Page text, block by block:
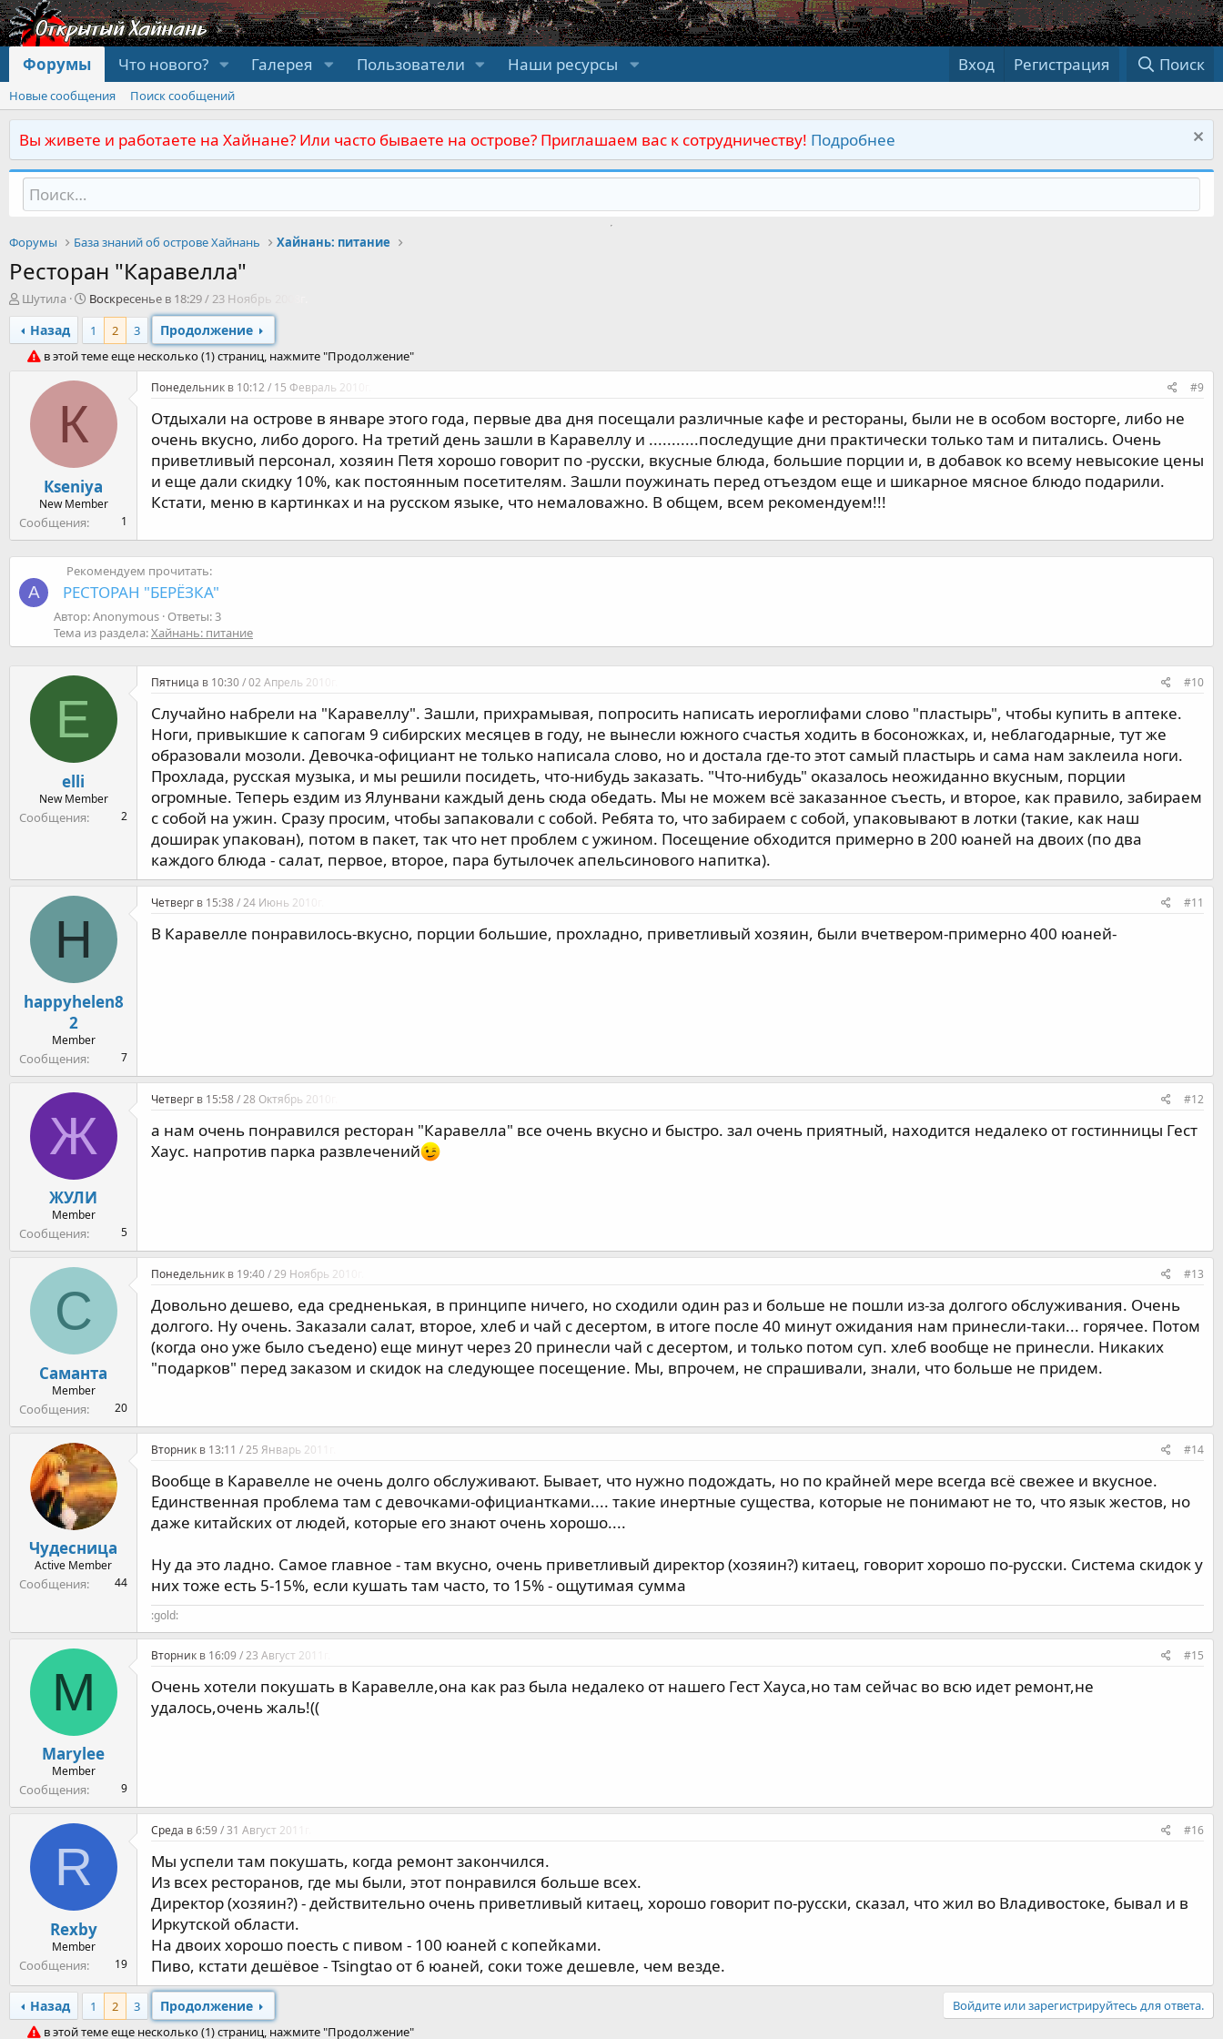
Форумы Что нового? Галерея Пользователи Наши ресурсы Вход Регистрация Поиск
Новые сообщения Поиск сообщений
Вы живете и работаете на Хайнане? Или часто бываете на острове? Приглашаем вас к сотрудничеству! Подробнее
Форумы База знаний об острове Хайнань Хайнань: питание
Ресторан "Каравелла"
А
в
т
о
р
Шутила
Д
а
т
а
н
а
Воскресенье в 18:29 / 23 Ноябрь 2008г.
Назад 1 2 3 Продолжение
в этой теме еще несколько (1) страниц, нажмите "Продолжение"
К
Кseniya
New Member
Сообщения 1
Понедельник в 10:12 / 15 Февраль 2010г. #9
Отдыхали на острове в январе этого года, первые два дня посещали различные кафе и рестораны, были не в особом восторге, либо не
очень вкусно, либо дорого. На третий день зашли в Каравеллу и ...........последущие дни практически только там и питались. Очень
приветливый персонал, хозяин Петя хорошо говорит по -русски, вкусные блюда, большие порции и, в добавок ко всему невысокие цены
и еще дали скидку 10%, как постоянным посетителям. Зашли поужинать перед отъездом еще и шикарное мясное блюдо подарили.
Кстати, меню в картинках и на русском языке, что немаловажно. В общем, всем рекомендуем!!!
A
Рекомендуем прочитать:
РЕСТОРАН "БЕРЁЗКА"
Автор: Anonymous Ответы: 3
Тема из раздела:Хайнань: питание
E
elli
New Member
Сообщения 2
Пятница в 10:30 / 02 Апрель 2010г. #10
Случайно набрели на "Каравеллу". Зашли, прихрамывая, попросить написать иероглифами слово "пластырь", чтобы купить в аптеке.
Ноги, привыкшие к сапогам 9 сибирских месяцев в году, не вынесли южного счастья ходить в босоножках, и, неблагодарные, тут же
образовали мозоли. Девочка-официант не только написала слово, но и достала где-то этот самый пластырь и сама нам заклеила ноги.
Прохлада, русская музыка, и мы решили посидеть, что-нибудь заказать. "Что-нибудь" оказалось неожиданно вкусным, порции
огромные. Теперь ездим из Ялунвани каждый день сюда обедать. Мы не можем всё заказанное съесть, и второе, как правило, забираем
с собой на ужин. Сразу просим, чтобы запаковали с собой. Ребята то, что забираем с собой, упаковывают в лотки (такие, как наш
доширак упакован), потом в пакет, так что нет проблем с ужином. Посещение обходится примерно в 200 юаней на двоих (по два
каждого блюда - салат, первое, второе, пара бутылочек апельсинового напитка).
H
happyhelen8
2
Member
Сообщения 7
Четверг в 15:38 / 24 Июнь 2010г. #11
В Каравелле понравилось-вкусно, порции большие, прохладно, приветливый хозяин, были вчетвером-примерно 400 юаней-
Ж
ЖУЛИ
Member
Сообщения 5
Четверг в 15:58 / 28 Октябрь 2010г. #12
а нам очень понравился ресторан "Каравелла" все очень вкусно и быстро. зал очень приятный, находится недалеко от гостинницы Гест
Хаус. напротив парка развлечений
С
Саманта
Member
Сообщения 20
Понедельник в 19:40 / 29 Ноябрь 2010г. #13
Довольно дешево, еда средненькая, в принципе ничего, но сходили один раз и больше не пошли из-за долгого обслуживания. Очень
долгого. Ну очень. Заказали салат, второе, хлеб и чай с десертом, в итоге после 40 минут ожидания нам принесли-таки... горячее. Потом
(когда оно уже было съедено) еще минут через 20 принесли чай с десертом, и только потом суп. хлеб вообще не принесли. Никаких
"подарков" перед заказом и скидок на следующее посещение. Мы, впрочем, не спрашивали, знали, что больше не придем.
Чудесница
Active Member
Сообщения 44
Вторник в 13:11 / 25 Январь 2011г. #14
Вообще в Каравелле не очень долго обслуживают. Бывает, что нужно подождать, но по крайней мере всегда всё свежее и вкусное.
Единственная проблема там с девочками-официантками.... такие инертные существа, которые не понимают не то, что язык жестов, но
даже китайских от людей, которые его знают очень хорошо....
Ну да это ладно. Самое главное - там вкусно, очень приветливый директор (хозяин?) китаец, говорит хорошо по-русски. Система скидок у
них тоже есть 5-15%, если кушать там часто, то 15% - ощутимая сумма
:gold:
M
Marylee
Member
Сообщения 9
Вторник в 16:09 / 23 Август 2011г. #15
Очень хотели покушать в Каравелле,она как раз была недалеко от нашего Гест Хауса,но там сейчас во всю идет ремонт,не
удалось,очень жаль!((
R
Rexby
Member
Сообщения 19
Среда в 6:59 / 31 Август 2011г. #16
Мы успели там покушать, когда ремонт закончился.
Из всех ресторанов, где мы были, этот понравился больше всех.
Директор (хозяин?) - действительно очень приветливый китаец, хорошо говорит по-русски, сказал, что жил во Владивостоке, бывал и в
Иркутской области.
На двоих хорошо поесть с пивом - 100 юаней с копейками.
Пиво, кстати дешёвое - Tsingtao от 6 юаней, соки тоже дешевле, чем везде.
Назад 1 2 3 Продолжение
в этой теме еще несколько (1) страниц, нажмите "Продолжение"
Войдите или зарегистрируйтесь для ответа.